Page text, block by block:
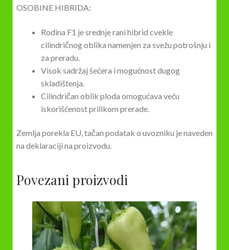
OSOBINE HIBRIDA:
Rodina F1 je srednje rani hibrid cvekle
cilindričnog oblika namenjen za svežu potrošnju i
za preradu.
Visok sadržaj šećera i mogućnost dugog
skladištenja.
Cilindričan oblik ploda omogućava veću
iskorišćenost prilikom prerade.
Zemlja porekla EU, tačan podatak o uvozniku je naveden
na deklaraciji na proizvodu.
Povezani proizvodi